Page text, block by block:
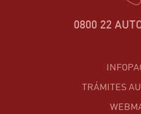
0800 22
TRÁMITES